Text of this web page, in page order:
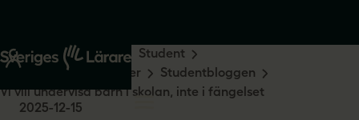
Start Din yrkesroll
Student
Sveriges Lärarstudenter
Studentbloggen
Vi vill undervisa barn i skolan, inte i fängelset
2025-12-15